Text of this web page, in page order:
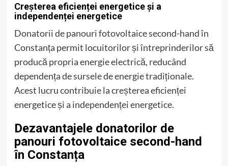
Creșterea eficienței energetice și a
independenței energetice
Donatorii de panouri fotovoltaice second-hand în
Constanța permit locuitorilor și întreprinderilor să
producă propria energie electrică, reducând
dependența de sursele de energie tradiționale.
Acest lucru contribuie la creșterea eficienței
energetice și a independenței energetice.
Dezavantajele donatorilor de
panouri fotovoltaice second-hand
în Constanța